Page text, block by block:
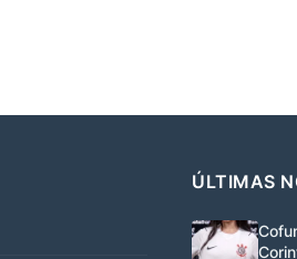
ÚLTIMAS